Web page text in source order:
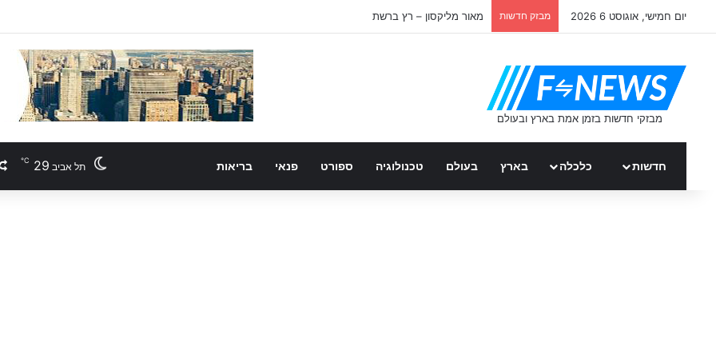
יום חמישי, אוגוסט 6 2026 מבזק חדשות מאור מליקסון – רץ ברשת
חדשות כלכלה בארץ בעולם טכנולוגיה ספורט פנאי בריאות תל אביב 29
℃